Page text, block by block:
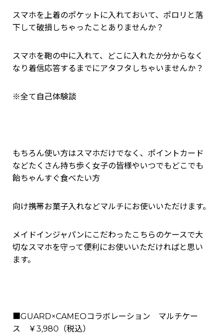
スマホを上着のポケットに入れておいて、ポロリと落
下して破損しちゃったことありませんか？
スマホを鞄の中に入れて、どこに入れたか分からなく
なり着信応答するまでにアタフタしちゃいませんか？
※全て自己体験談
もちろん使い方はスマホだけでなく、ポイントカード
などたくさん持ち歩く女子の皆様やいつでもどこでも
飴ちゃんすぐ食べたい方
向け携帯お菓子入れなどマルチにお使いいただけます。
メイドインジャパンにこだわったこちらのケースで大
切なスマホを守って便利にお使いいただければと思い
ます。
■GUARD×CAMEOコラボレーション マルチケー
ス ￥3,980（税込）